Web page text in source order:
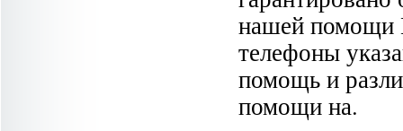
нашей помощи
телефоны
помощь и
помощи на.